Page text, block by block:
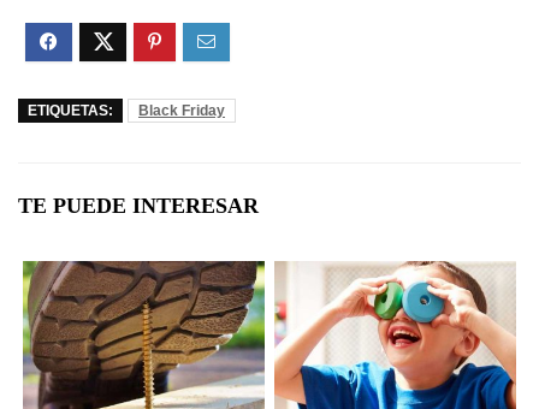
ETIQUETAS: Black Friday
TE PUEDE INTERESAR